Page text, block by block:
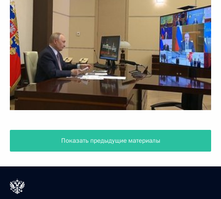
Показать предыдущие материалы